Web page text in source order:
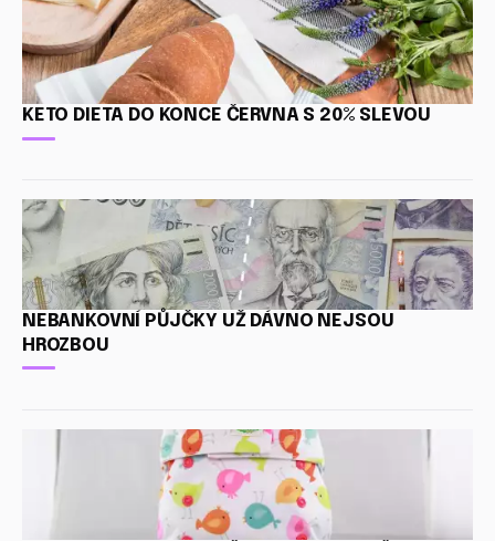
KETO DIETA DO KONCE ČERVNA S 20% SLEVOU
NEBANKOVNÍ PŮJČKY UŽ DÁVNO NEJSOU
HROZBOU